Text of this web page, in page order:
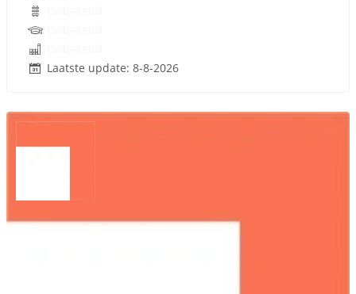
Laatste update: 8-8-2026